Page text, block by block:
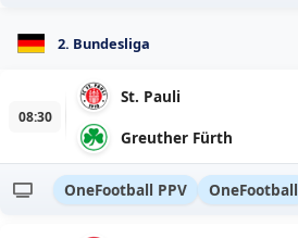
2. Bundesliga
08:30
St. Pauli
Greuther Fürth
OneFootball PPV OneFootball